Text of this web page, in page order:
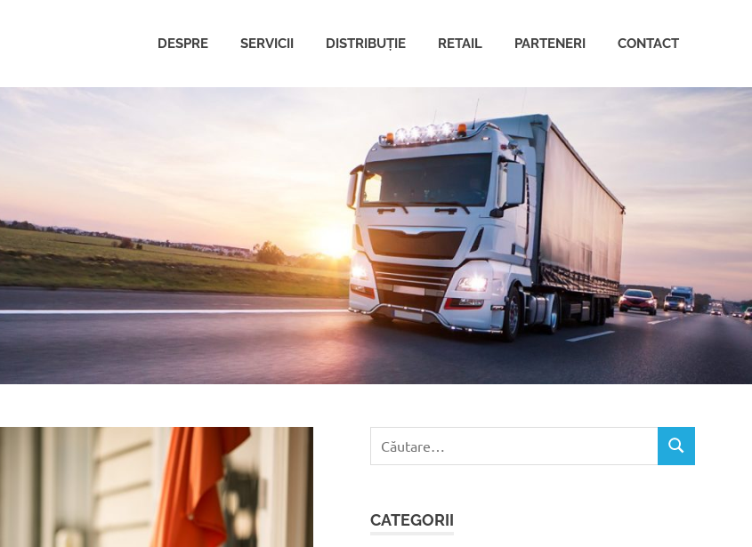
DESPRE SERVICII DISTRIBUȚIE RETAIL PARTENERI CONTACT
ă
C
CATEGORII